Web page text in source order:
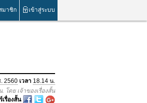
มาชิก เข้าสู่ระบบ
2560 เวลา 18.14 น.
โดย เจ้าของเรื่องสั้น
เรื่องสั้น